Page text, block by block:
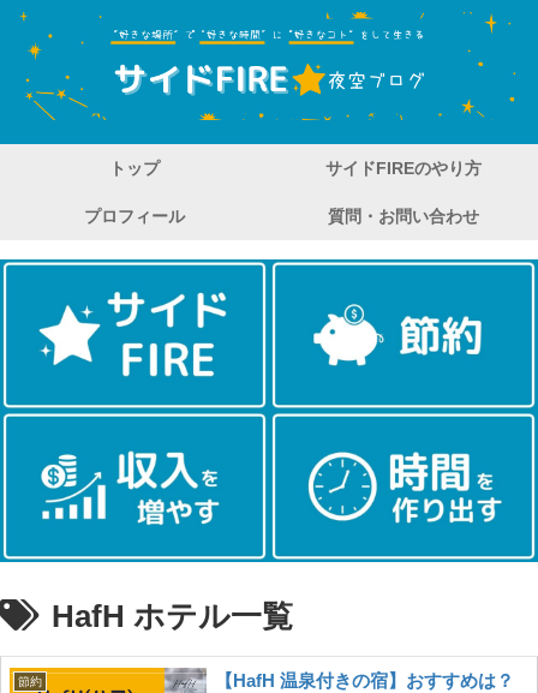
トップ サイドFIREのやり方
プロフィール 質問・お問い合わせ
HafH ホテル一覧
節約
【HafH 温泉付きの宿】おすすめは？